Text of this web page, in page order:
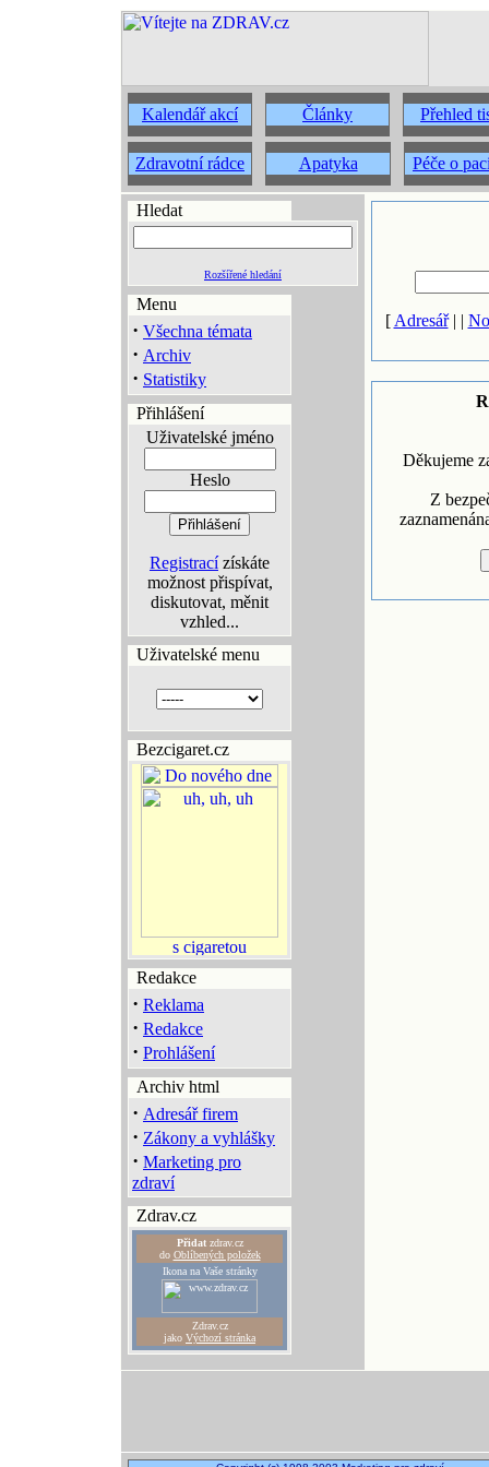
Kalendář akcí Články Přehled
Zdravotní rádce Apatyka Péče o
Hledat
Rozšířené hledání
Menu
· Všechna témata
· Archiv
· Statistiky
Přihlášení
Uživatelské jméno
Heslo
Registracízískáte
možnost přispívat,
diskutovat, měnit
vzhled...
Uživatelské menu
Bezcigaret.cz
Redakce
· Reklama
· Redakce
· Prohlášení
Archiv html
· Adresář firem
· Zákony a vyhlášky
· Marketing pro
zdraví
Zdrav.cz
Přidatzdrav.cz
do Oblíbených položek
Ikona na Vaše stránky
Zdrav.cz
jako Výchozí stránka
[ Adresář| |
Děkujeme
Z